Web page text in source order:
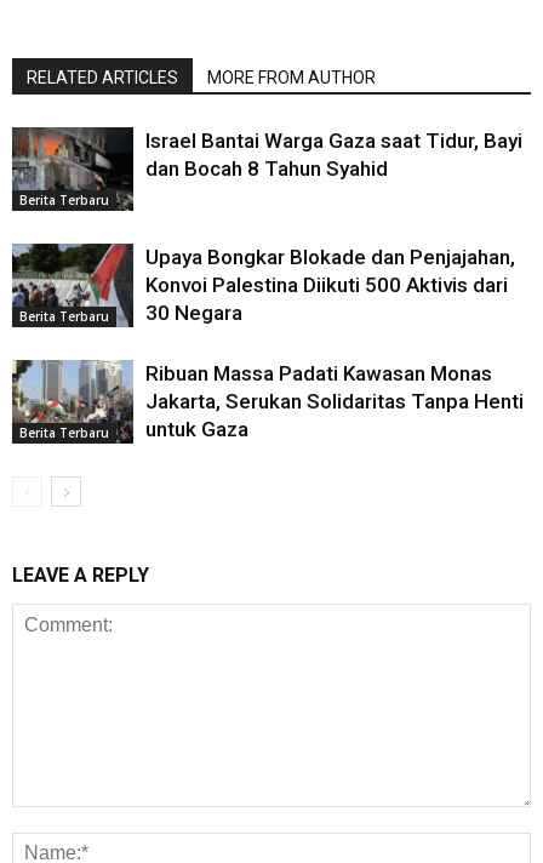
RELATED ARTICLES MORE FROM AUTHOR
Berita Terbaru
Israel Bantai Warga Gaza saat Tidur, Bayi
dan Bocah 8 Tahun Syahid
Berita Terbaru
Upaya Bongkar Blokade dan Penjajahan,
Konvoi Palestina Diikuti 500 Aktivis dari
30 Negara
Berita Terbaru
Ribuan Massa Padati Kawasan Monas
Jakarta, Serukan Solidaritas Tanpa Henti
untuk Gaza
LEAVE A REPLY